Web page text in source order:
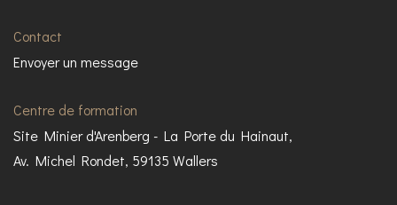
Contact
Envoyer un message
Centre de formation
Site Minier d'Arenberg - La Porte du Hainaut,
Av. Michel Rondet, 59135 Wallers